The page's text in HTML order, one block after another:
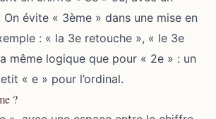
On évite « 3ème » dans une mise en
: « la 3e retouche », « le 3e
même logique que pour « 2e » : un
« e » pour l’ordinal.
?